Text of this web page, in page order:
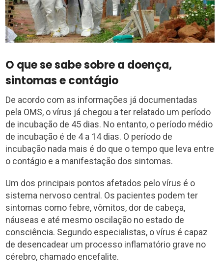
O que se sabe sobre a doença,
sintomas e contágio
De acordo com as informações já documentadas
pela OMS, o vírus já chegou a ter relatado um período
de incubação de 45 dias. No entanto, o período médio
de incubação é de 4 a 14 dias. O período de
incubação nada mais é do que o tempo que leva entre
o contágio e a manifestação dos sintomas.
Um dos principais pontos afetados pelo vírus é o
sistema nervoso central. Os pacientes podem ter
sintomas como febre, vômitos, dor de cabeça,
náuseas e até mesmo oscilação no estado de
consciência. Segundo especialistas, o vírus é capaz
de desencadear um processo inflamatório grave no
cérebro, chamado encefalite.